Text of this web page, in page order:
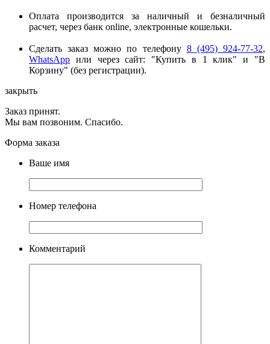
Оплата производится за наличный и безналичный
расчет, через банк online, электронные кошельки.
Сделать заказ можно по телефону 8 (495) 924-77-32,
WhatsApp или через сайт: "Купить в 1 клик" и "В
Корзину" (без регистрации).
закрыть
Заказ принят.
Мы вам позвоним. Спасибо.
Форма заказа
Ваше имя
Номер телефона
Комментарий